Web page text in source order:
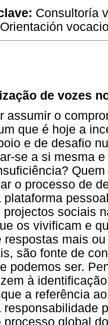
Consultoría
de vozes
assumir o
que é hoje a
e de desafio
se a si mesma
o processo de
plataforma
projectos sociais
os vivificam e
respostas mais
são fonte de
podemos ser.
à
a referência
responsabilidade
processo global